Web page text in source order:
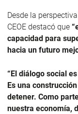
Desde la
CEOE destacó que
capacidad para
hacia un futuro
“El diálogo social
Es una
detener. Como
nuestra economía,